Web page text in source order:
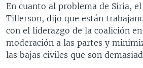
En cuanto al problema de Siria,
Tillerson, dijo que están
con el liderazgo de la coalición
moderación a las partes y
las bajas civiles que son